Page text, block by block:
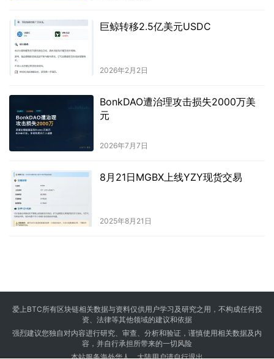
巨鲸转移2.5亿美元USDC
2026年2月2日
BonkDAO遭治理攻击损失2000万美
元
2026年7月7日
8月21日MGBX上线YZY现货交易
2025年8月21日
爱上BTC所有区块链相关数据与资料仅供用户学习及研究之用，不构成任何投
资、法律等其他领域的建议和依据
强烈建议您独自对内容进行研究、审查、分析和验证，谨慎使用相关数据及内
容，并自行承担所带来的一切风险
本站服务海外华人，大陆用户请自行退出